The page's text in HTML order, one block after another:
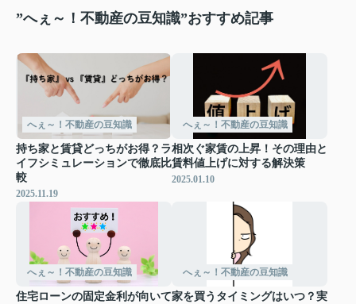
”へぇ～！不動産の豆知識”おすすめ記事
へぇ～！不動産の豆知識
持ち家と賃貸どっちがお得？ラ
イフシミュレーションで徹底比
較
2025.11.19
へぇ～！不動産の豆知識
相次ぐ家賃の上昇！その理由と
賃料値上げに対する解決策
2025.01.10
へぇ～！不動産の豆知識
住宅ローンの固定金利が向いて
へぇ～！不動産の豆知識
家を買うタイミングはいつ？実